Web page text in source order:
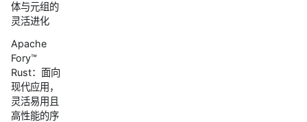
体与元组的
灵活进化
Apache
Fory™
Rust：面向
现代应用，
灵活易用且
高性能的序